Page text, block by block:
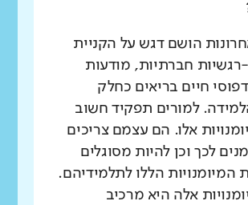
הושם דגש על הקניית
רגשיות חברתיות, מודעות
חיים בריאים כחלק
למורים תפקיד חשוב
אלו. הם עצמם צריכים
לכך וכן להיות מסוגלים
המיומנויות הללו לתלמידיהם.
אלה היא מרכיב